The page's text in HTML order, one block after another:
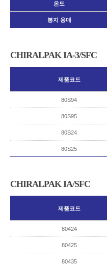
온도
봉지 용매
CHIRALPAK IA-3/SFC
제품코드
80S94
80S95
80S24
80S25
CHIRALPAK IA/SFC
제품코드
80424
80425
80435